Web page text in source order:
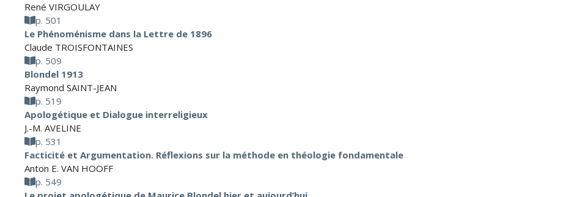
René VIRGOULAY
p. 501
Le Phénoménisme dans la Lettre de 1896
Claude TROISFONTAINES
p. 509
Blondel 1913
Raymond SAINT-JEAN
p. 519
Apologétique et Dialogue interreligieux
J.-M. AVELINE
p. 531
Facticité et Argumentation. Réflexions sur la méthode en théologie fondamentale
Anton E. VAN HOOFF
p. 549